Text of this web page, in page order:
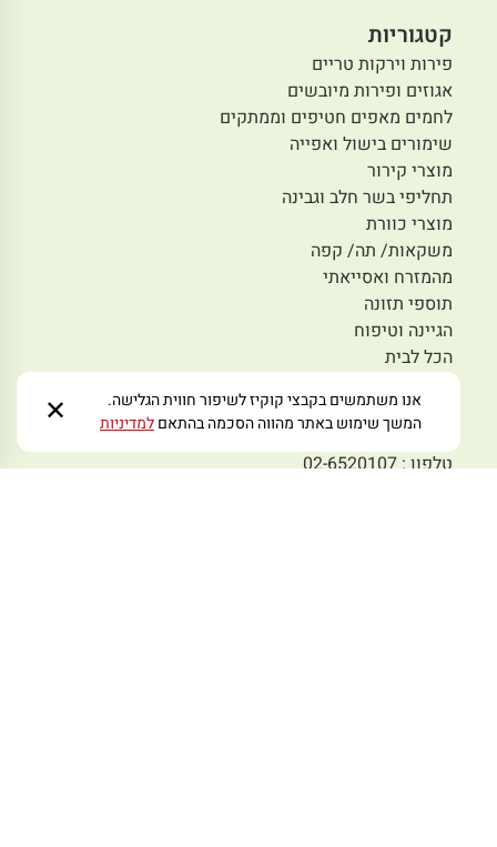
קטגוריות
פירות וירקות טריים
אגוזים ופירות מיובשים
לחמים מאפים חטיפים וממתקים
שימורים בישול ואפייה
מוצרי קירור
תחליפי בשר חלב וגבינה
מוצרי כוורת
משקאות/ תה/ קפה
מהמזרח ואסייאתי
תוספי תזונה
הגיינה וטיפוח
הכל לבית
דברו איתנו
סניף גבעת שאול
טלפון : 02-6520107
אנו משתמשים בקבצי קוקיז לשיפור חווית הגלישה.
המשך שימוש באתר מהווה הסכמה בהתאםלמדיניות ✕